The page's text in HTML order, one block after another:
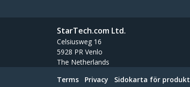
StarTech.com Ltd.
Celsiusweg 16
5928 PR Venlo
The Netherlands
Terms Privacy Sidokarta för produkt